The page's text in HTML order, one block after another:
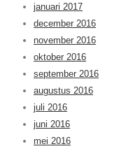
januari 2017
december 2016
november 2016
oktober 2016
september 2016
augustus 2016
juli 2016
juni 2016
mei 2016